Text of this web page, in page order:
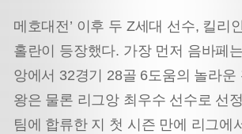
메호대전’ 이후 두 Z세대 선수, 킬리
홀란이 등장했다. 가장 먼저 음바페
앙에서 32경기 28골 6도움의 놀라운
왕은 물론 리그앙 최우수 선수로 선
팀에 합류한 지 첫 시즌 만에 리그에